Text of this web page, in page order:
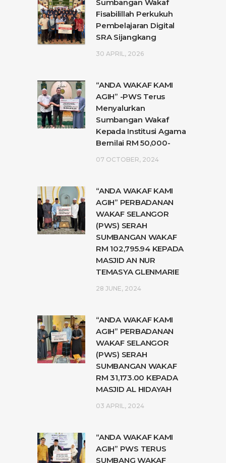
Sumbangan Wakaf
Fisabilillah Perkukuh
Pembelajaran Digital
SRA Sijangkang
30 APRIL, 2026
“ANDA WAKAF KAMI
AGIH” -PWS Terus
Menyalurkan
Sumbangan Wakaf
Kepada Institusi Agama
Bernilai RM 50,000-
07 OCTOBER, 2024
“ANDA WAKAF KAMI
AGIH” PERBADANAN
WAKAF SELANGOR
(PWS) SERAH
SUMBANGAN WAKAF
RM 102,795.94 KEPADA
MASJID AN NUR
TEMASYA GLENMARIE
28 JUNE, 2024
“ANDA WAKAF KAMI
AGIH” PERBADANAN
WAKAF SELANGOR
(PWS) SERAH
SUMBANGAN WAKAF
RM 31,173.00 KEPADA
MASJID AL HIDAYAH
03 APRIL, 2024
“ANDA WAKAF KAMI
AGIH” PWS TERUS
SUMBANG WAKAF